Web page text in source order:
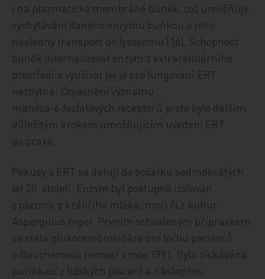
i na plazmatické membráně buněk, což umožňuje
vychytávání daného enzymu buňkou a jeho
následný transport do lyzosomu [16]. Schopnost
buněk internalizovat enzym z extracelulárního
prostředí a využívat jej je pro fungování ERT
nezbytná. Objasnění významu
manóza‑6‑fosfátových receptorů proto bylo dalším
důležitým krokem umožňujícím uvedení ERT
do praxe.
Pokusy s ERT se datují do počátku sedmdesátých
let 20. století. Enzym byl postupně izolován
z plazmy, z králičího mléka, moči či z kultur
Aspergillus niger. Prvním schváleným přípravkem
se stala glukocerebrosidáza pro léčbu pacientů
s Gaucherovou nemocí v roce 1991. Byla získávána
purifikací z lidských placent a následnou